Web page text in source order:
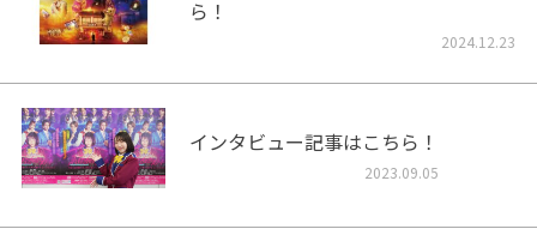
ら！
2024.12.23
インタビュー記事はこちら！
2023.09.05